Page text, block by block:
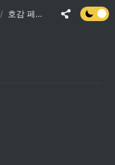
/ 호감 페이먼츠